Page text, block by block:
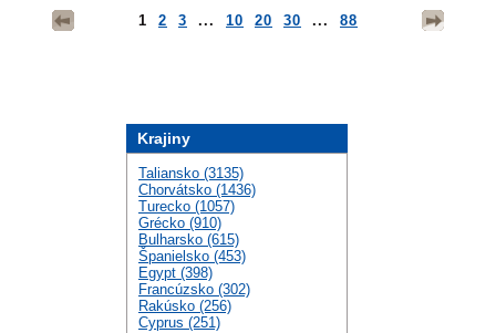
1 2 3 ... 10 20 30 ... 88
Krajiny
Taliansko (3135)
Chorvátsko (1436)
Turecko (1057)
Grécko (910)
Bulharsko (615)
Španielsko (453)
Egypt (398)
Francúzsko (302)
Rakúsko (256)
Cyprus (251)